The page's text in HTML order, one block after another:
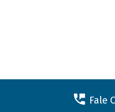
Fale